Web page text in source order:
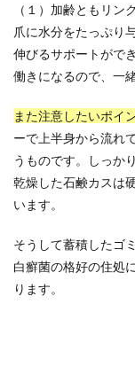
（１）加齢ともリン
爪に水分をたっぷり
伸びるサポートがで
働きになるので、一
また注意したいポイ
ーで上半身から流れ
うものです。しっか
乾燥した石鹸カスは
います。
そうして蓄積したゴ
白癬菌の格好の住処
ります。